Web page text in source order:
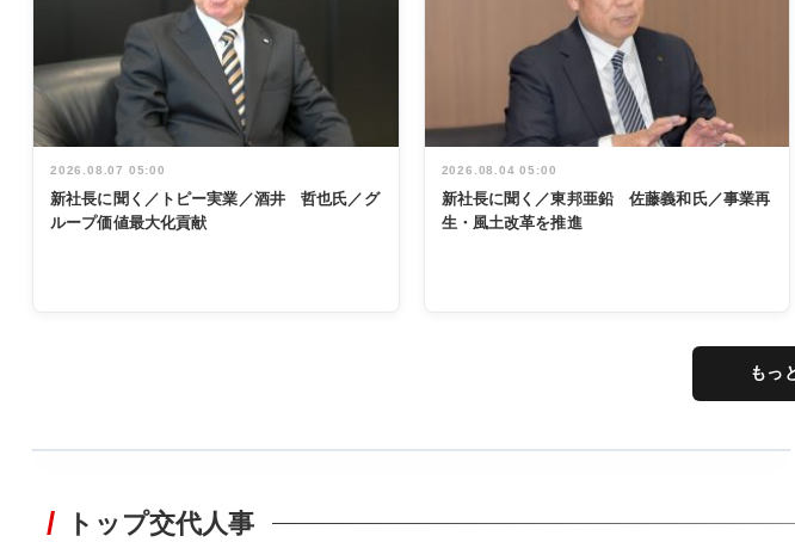
2026.08.07 05:00
新社長に聞く／トピー実業／酒井 哲也氏／グ
ループ価値最大化貢献
2026.08.04 05:00
新社長に聞く／東邦亜鉛 佐藤義和氏／事業再
生・風土改革を推進
もっ
非鉄業界で
トップ交代人事